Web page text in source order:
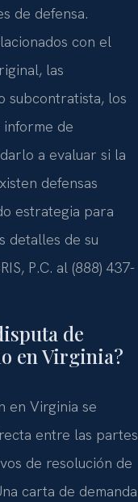
de defensa.
con el
las
subcontratista, los
de
a evaluar si la
defensas
estrategia para
detalles de su
P.C. al (888) 437-
de
en Virginia?
en Virginia se
entre las partes
de resolución de
carta de demanda